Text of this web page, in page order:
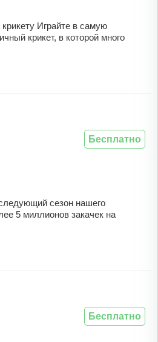
Играйте в самую
крикет, в которой много
сезон нашего
5 миллионов закачек на
Бесплатно
Бесплатно